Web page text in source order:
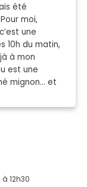
été
moi,
une
10h du matin,
à mon
est une
mignon… et
à 12h30